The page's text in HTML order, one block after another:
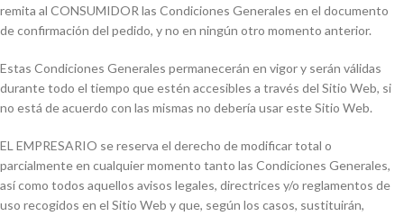
remita al CONSUMIDOR las Condiciones Generales en el documento
de confirmación del pedido, y no en ningún otro momento anterior.
Estas Condiciones Generales permanecerán en vigor y serán válidas
durante todo el tiempo que estén accesibles a través del Sitio Web, si
no está de acuerdo con las mismas no debería usar este Sitio Web.
EL EMPRESARIO se reserva el derecho de modificar total o
parcialmente en cualquier momento tanto las Condiciones Generales,
así como todos aquellos avisos legales, directrices y/o reglamentos de
uso recogidos en el Sitio Web y que, según los casos, sustituirán,